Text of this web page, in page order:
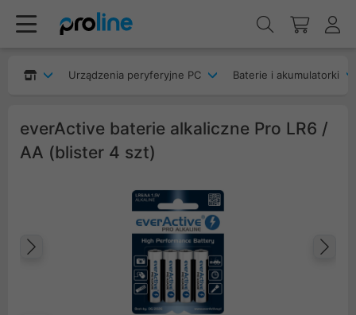
Urządzenia peryferyjne PC Baterie i akumulatorki
everActive baterie alkaliczne Pro LR6 /
AA (blister 4 szt)
Poprzedni